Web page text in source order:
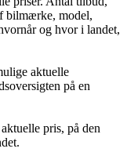
bilmærke, model,
og hvor i landet,
aktuelle
på en
pris, på den